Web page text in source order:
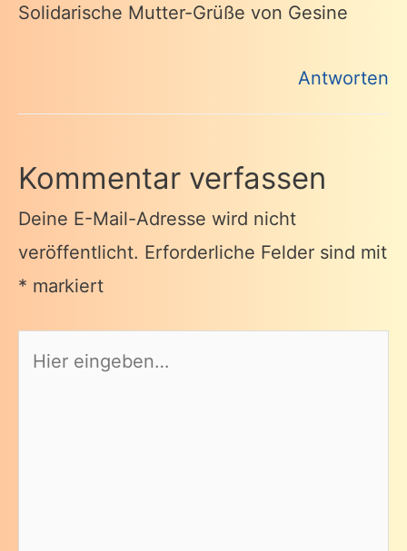
Solidarische Mutter-Grüße von Gesine
Antworten
Kommentar verfassen
Deine E-Mail-Adresse wird nicht
veröffentlicht. Erforderliche Felder sind mit
* markiert
eingeben…